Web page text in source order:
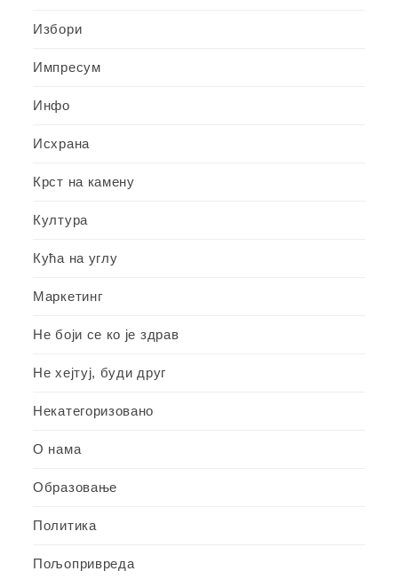
Избори
Импресум
Инфо
Исхрана
Крст на камену
Култура
Кућа на углу
Маркетинг
Не боји се ко је здрав
Не хејтуј, буди друг
Некатегоризовано
О нама
Образовање
Политика
Пољопривреда